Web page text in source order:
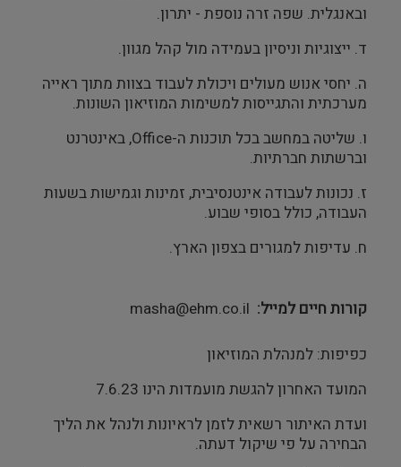
ובאנגלית. שפה זרה נוספת - יתרון.
ד. ייצוגיות וניסיון בעמידה מול קהל מגוון.
ה. יחסי אנוש מעולים ויכולת לעבוד בצוות מתוך ראייה
מערכתית והתגייסות למשימות המוזיאון השונות.
ו. שליטה במחשב בכל תוכנות ה-Office, באינטרנט
וברשתות חברתיות.
ז. נכונות לעבודה אינטנסיבית, זמינות וגמישות בשעות
העבודה, כולל בסופי שבוע.
ח. עדיפות למגורים בצפון הארץ.
קורות חיים למייל masha@ehm.co.il
כפיפות: למנהלת המוזיאון
המועד האחרון להגשת מועמדות הינו 7.6.23
ועדת האיתור רשאית לזמן לראיונות ולנהל את הליך
הבחירה על פי שיקול דעתה.